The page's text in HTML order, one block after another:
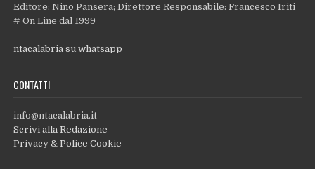
Editore: Nino Pansera; Direttore Responsabile: Francesco Iriti
# On Line dal 1999
ntacalabria su whatsapp
CONTATTI
info@ntacalabria.it
Scrivi alla Redazione
Privacy & Police Cookie